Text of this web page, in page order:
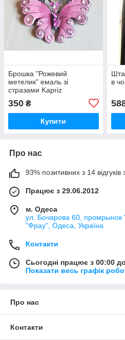
Брошка "Рожевий
метелик" емаль зі
стразами Kapriz
350 ₴
Купити
в
Про нас
93% позитивних з 14 відгуків
Працює з 29.06.2012
м. Одеса
ул. Бочарова 60, промрынок
"Фрау", Одеса, Україна
Контакти
Сьогодні працює з 00:00
Показати весь графік
Про нас
Контакти